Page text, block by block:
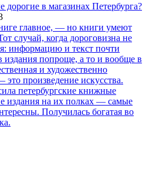
в магазинах Петербурга?
главное, — но книги умеют
случай, когда дороговизна не
информацию и текст почти
издания попроще, а то и вообще в
и художественно
произведение искусства.
петербургские книжные
издания на их полках — самые
Получилась богатая во